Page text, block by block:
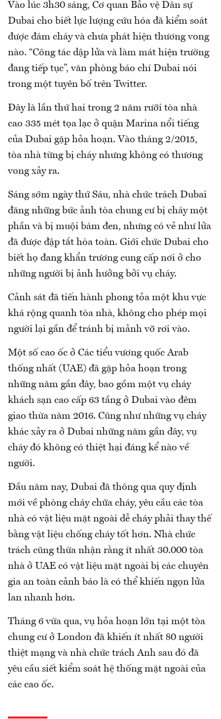
Vào lúc 3h30 sáng, Cơ quan Bảo vệ Dân sự
Dubai cho biết lực lượng cứu hóa đã kiểm soát
được đám cháy và chưa phát hiện thương vong
nào. “Công tác dập lửa và làm mát hiện trường
đang tiếp tục”, văn phòng báo chí Dubai nói
trong một tuyên bố trên Twitter.
Đây là lần thứ hai trong 2 năm rưỡi tòa nhà
cao 335 mét tọa lạc ở quận Marina nổi tiếng
của Dubai gặp hỏa hoạn. Vào tháng 2/2015,
tòa nhà từng bị cháy nhưng không có thương
vong xảy ra.
Sáng sớm ngày thứ Sáu, nhà chức trách Dubai
đăng những bức ảnh tòa chung cư bị cháy một
phần và bị muội bám đen, nhưng có vẻ như lửa
đã được đập tắt hòa toàn. Giới chức Dubai cho
biết họ đang khẩn trương cung cấp nơi ở cho
những người bị ảnh hưởng bởi vụ cháy.
Cảnh sát đã tiến hành phong tỏa một khu vực
khá rộng quanh tòa nhà, không cho phép mọi
người lại gần để tránh bị mảnh vỡ rơi vào.
Một số cao ốc ở Các tiểu vương quốc Arab
thống nhất (UAE) đã gặp hỏa hoạn trong
những năm gần đây, bao gồm một vụ cháy
khách sạn cao cấp 63 tầng ở Dubai vào đêm
giao thừa năm 2016. Cũng như những vụ cháy
khác xảy ra ở Dubai những năm gần đây, vụ
cháy đó không có thiệt hại đáng kể nào về
người.
Đầu năm nay, Dubai đã thông qua quy định
mới về phòng cháy chữa cháy, yêu cầu các tòa
nhà có vật liệu mặt ngoài dễ cháy phải thay thế
bằng vật liệu chống cháy tốt hơn. Nhà chức
trách cũng thừa nhận rằng ít nhất 30.000 tòa
nhà ở UAE có vật liệu mặt ngoài bị các chuyên
gia an toàn cảnh báo là có thể khiến ngọn lửa
lan nhanh hơn.
Tháng 6 vừa qua, vụ hỏa hoạn lớn tại một tòa
chung cư ở London đã khiến ít nhất 80 người
thiệt mạng và nhà chức trách Anh sau đó đã
yêu cầu siết kiểm soát hệ thống mặt ngoài của
các cao ốc.